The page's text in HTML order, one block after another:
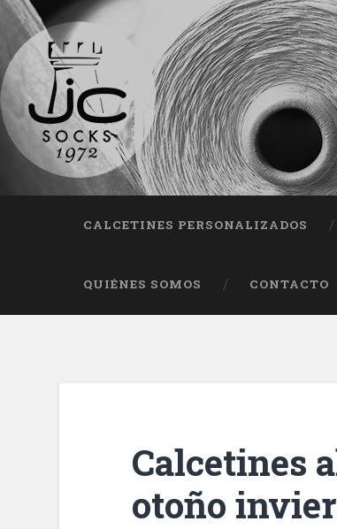
CALCETINES PERSONALIZADOS
QUIÉNES SOMOS CONTACTO
Calcetines
otoño